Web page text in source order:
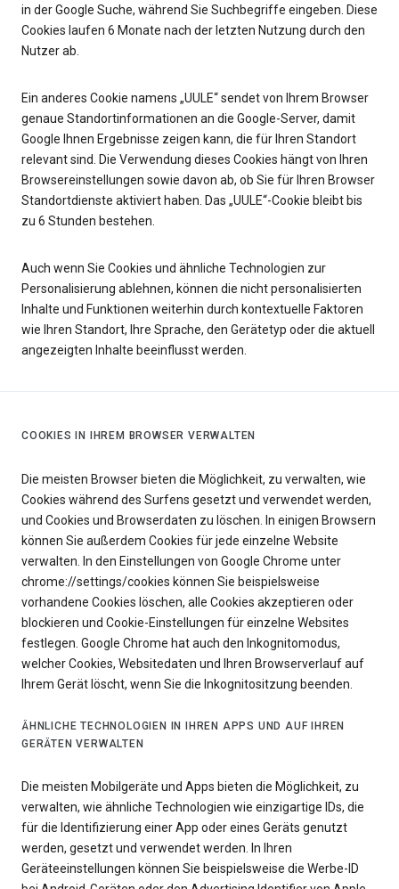
in der Google Suche, während Sie Suchbegriffe eingeben. Diese
Cookies laufen 6 Monate nach der letzten Nutzung durch den
Nutzer ab.
Ein anderes Cookie namens „UULE“ sendet von Ihrem Browser
genaue Standortinformationen an die Google-Server, damit
Google Ihnen Ergebnisse zeigen kann, die für Ihren Standort
relevant sind. Die Verwendung dieses Cookies hängt von Ihren
Browsereinstellungen sowie davon ab, ob Sie für Ihren Browser
Standortdienste aktiviert haben. Das „UULE“-Cookie bleibt bis
zu 6 Stunden bestehen.
Auch wenn Sie Cookies und ähnliche Technologien zur
Personalisierung ablehnen, können die nicht personalisierten
Inhalte und Funktionen weiterhin durch kontextuelle Faktoren
wie Ihren Standort, Ihre Sprache, den Gerätetyp oder die aktuell
angezeigten Inhalte beeinflusst werden.
COOKIES IN IHREM BROWSER VERWALTEN
Die meisten Browser bieten die Möglichkeit, zu verwalten, wie
Cookies während des Surfens gesetzt und verwendet werden,
und Cookies und Browserdaten zu löschen. In einigen Browsern
können Sie außerdem Cookies für jede einzelne Website
verwalten. In den Einstellungen von Google Chrome unter
chrome://settings/cookies können Sie beispielsweise
vorhandene Cookies löschen, alle Cookies akzeptieren oder
blockieren und Cookie-Einstellungen für einzelne Websites
festlegen. Google Chrome hat auch den Inkognitomodus,
welcher Cookies, Websitedaten und Ihren Browserverlauf auf
Ihrem Gerät löscht, wenn Sie die Inkognitositzung beenden.
ÄHNLICHE TECHNOLOGIEN IN IHREN APPS UND AUF IHREN
GERÄTEN VERWALTEN
Die meisten Mobilgeräte und Apps bieten die Möglichkeit, zu
verwalten, wie ähnliche Technologien wie einzigartige IDs, die
für die Identifizierung einer App oder eines Geräts genutzt
werden, gesetzt und verwendet werden. In Ihren
Geräteeinstellungen können Sie beispielsweise die Werbe-ID